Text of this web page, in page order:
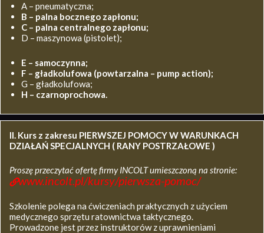
A – pneumatyczna;
B – palna bocznego zapłonu;
C – palna centralnego zapłonu;
D – maszynowa (pistolet);
E – samoczynna;
F – gładkolufowa (powtarzalna – pump action);
G – gładkolufowa;
H – czarnoprochowa.
II. Kurs z zakresu PIERWSZEJ POMOCY W WARUNKACH
DZIAŁAŃ SPECJALNYCH ( RANY POSTRZAŁOWE )
Proszę przeczytać ofertę firmy INCOLT umieszczoną na stronie:
www.incolt.pl/kursy/pierwsza-pomoc/
Szkolenie polega na ćwiczeniach praktycznych z użyciem
medycznego sprzętu ratownictwa taktycznego.
Prowadzone jest przez instruktorów z uprawnieniami